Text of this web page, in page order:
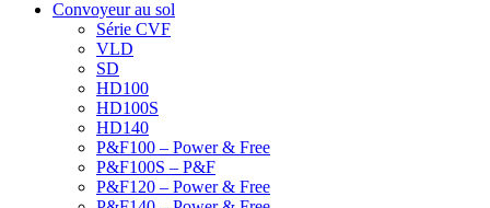
Convoyeur au sol
Série CVF
VLD
SD
HD100
HD100S
HD140
P&F100 – Power & Free
P&F100S – P&F
P&F120 – Power & Free